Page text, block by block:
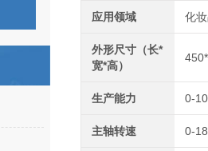
应用领域 化
外形尺寸（长*
宽*高）
生产能力 0-
主轴转速 0-